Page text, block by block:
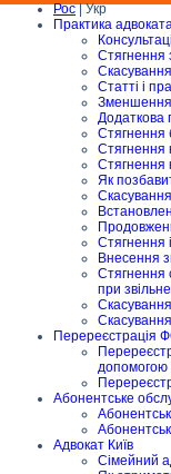
Рос| Укр
Практика
Стягнення
Статті і
Зменшення
Додаткова
Стягнення
Стягнення
Стягнення
Як
Стягнення
Внесення
Стягнення
при
Перереєстрація
допомогою
Абонентське
Адвокат Київ
Сімейний